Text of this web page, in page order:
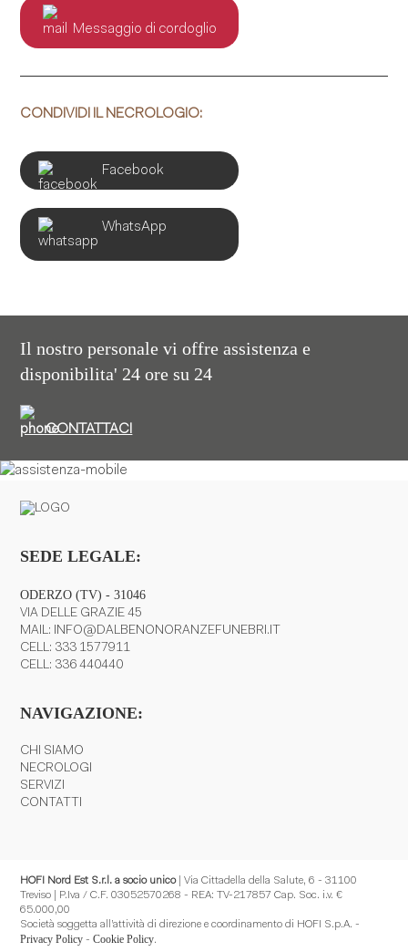
Messaggio di cordoglio
CONDIVIDI IL NECROLOGIO:
Facebook
WhatsApp
Il nostro personale vi offre assistenza e
disponibilita' 24 ore su 24
CONTATTACI
SEDE LEGALE:
ODERZO (TV) - 31046
VIA DELLE GRAZIE 45
MAIL: INFO@DALBENONORANZEFUNEBRI.IT
CELL: 333 1577911
CELL: 336 440440
NAVIGAZIONE:
CHI SIAMO
NECROLOGI
SERVIZI
CONTATTI
HOFI Nord Est S.r.l. a socio unico| Via Cittadella della Salute, 6 - 31100
Treviso | P.Iva / C.F. 03052570268 - REA: TV-217857 Cap. Soc. i.v. €
65.000,00
Società soggetta all’attività di direzione e coordinamento di HOFI S.p.A. -
Privacy Policy -Cookie Policy.